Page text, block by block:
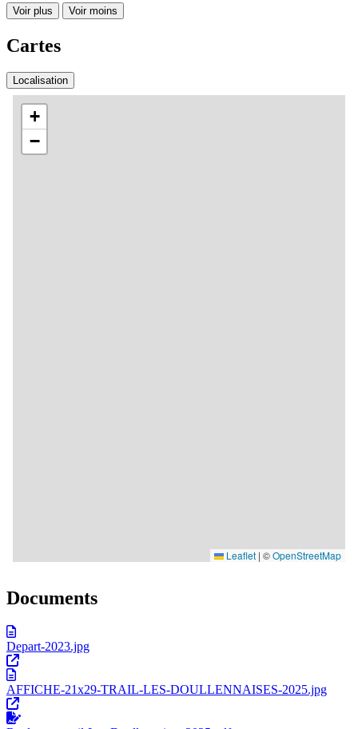
Voir plus Voir moins
Cartes
Localisation
Documents
Depart-2023.jpg
AFFICHE-21x29-TRAIL-LES-DOULLENNAISES-2025.jpg